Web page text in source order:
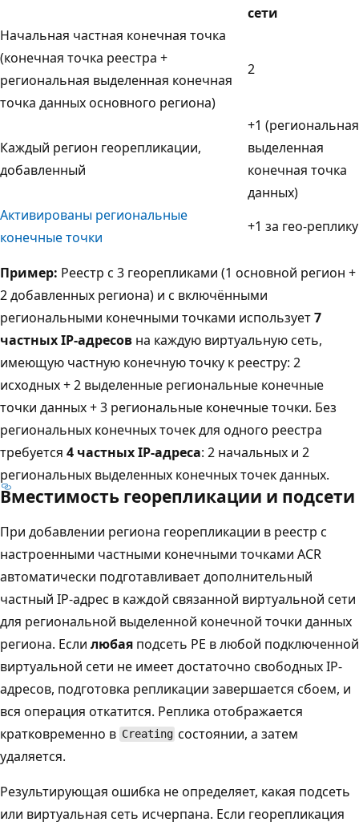
сети
Начальная частная конечная точка
(конечная точка реестра +
региональная выделенная конечная
точка данных основного региона)
2
Каждый регион георепликации,
добавленный
+1 (региональная
выделенная
конечная точка
данных)
Активированы региональные
конечные точки
+1 за гео-реплику
Пример: Реестр с 3 георепликами (1 основной регион +
2 добавленных региона) и с включёнными
региональными конечными точками использует7
частных IP-адресов на каждую виртуальную сеть,
имеющую частную конечную точку к реестру: 2
исходных + 2 выделенные региональные конечные
точки данных + 3 региональные конечные точки. Без
региональных конечных точек для одного реестра
требуется 4 частных IP-адреса: 2 начальных и 2
региональных выделенных конечных точек данных.
Вместимость георепликации и подсети
При добавлении региона георепликации в реестр с
настроенными частными конечными точками ACR
автоматически подготавливает дополнительный
частный IP-адрес в каждой связанной виртуальной сети
для региональной выделенной конечной точки данных
региона. Если любая подсеть PE в любой подключенной
виртуальной сети не имеет достаточно свободных IP-
адресов, подготовка репликации завершается сбоем, и
вся операция откатится. Реплика отображается
кратковременно в Creating состоянии, а затем
удаляется.
Результирующая ошибка не определяет, какая подсеть
или виртуальная сеть исчерпана. Если георепликация